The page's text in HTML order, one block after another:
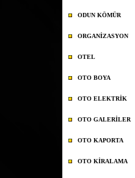
ODUN KÖMÜR
ORGANİZASYON
OTEL
OTO BOYA
OTO ELEKTRİK
OTO GALERİLER
OTO KAPORTA
OTO KİRALAMA